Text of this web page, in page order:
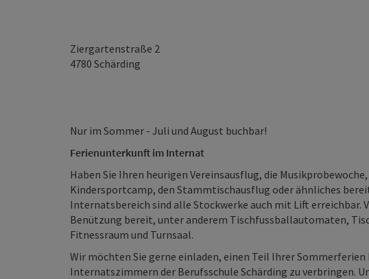
Ziergartenstraße 2
4780 Schärding
Nur im Sommer - Juli und August buchbar!
Ferienunterkunft im Internat
Haben Sie Ihren heurigen Vereinsausflug, die
Kindersportcamp, den Stammtischausflug oder ähnliches
Internatsbereich sind alle Stockwerke auch mit Lift erreichbar.
Benützung bereit, unter anderem Tischfussballautomaten,
Fitnessraum und Turnsaal.
Wir möchten Sie gerne einladen, einen Teil Ihrer Sommerferien
Internatszimmern der Berufsschule Schärding zu verbringen.